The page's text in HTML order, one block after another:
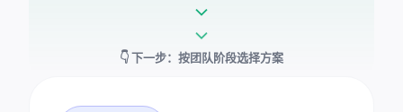
计
面
真
expand_more
expand_more
👇 下一步：按团队阶段选择方案